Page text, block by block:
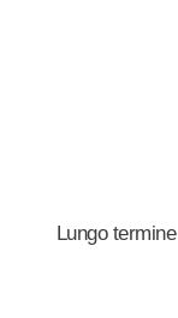
Lungo termine